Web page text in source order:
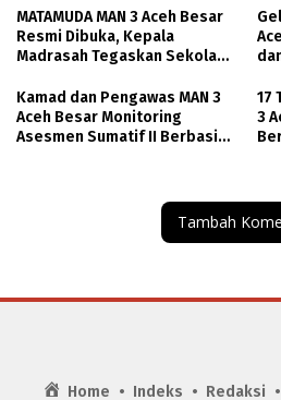
MATAMUDA MAN 3 Aceh Besar
Resmi Dibuka, Kepala
Madrasah Tegaskan Sekolah
Bebas Perundungan
Kamad dan Pengawas MAN 3
Aceh Besar Monitoring
Asesmen Sumatif II Berbasis
17
3
Tambah
Home Indeks Redaksi